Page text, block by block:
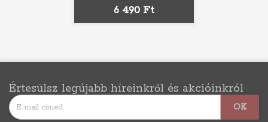
Ár
6 490 Ft
Értesülsz legújabb híreinkről és akcióinkról